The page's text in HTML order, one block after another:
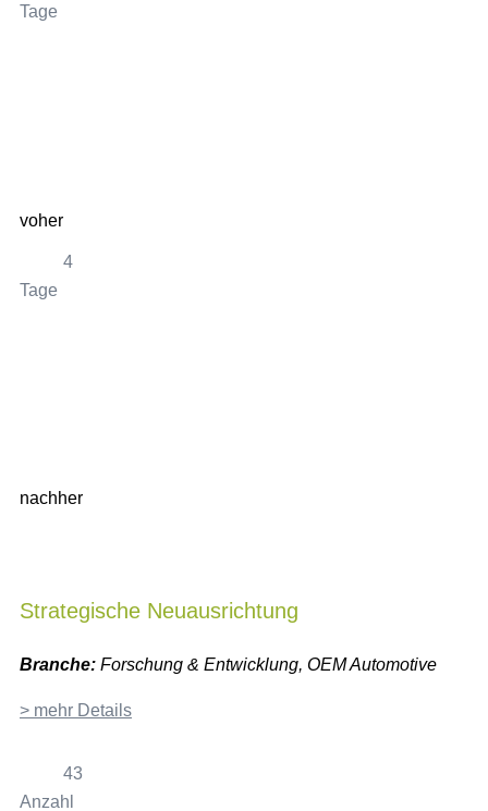
Tage
voher
4
Tage
nachher
Strategische Neuausrichtung
Branche: Forschung & Entwicklung, OEM Automotive
> mehr Details
43
Anzahl